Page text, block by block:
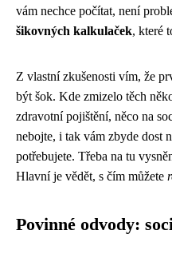
vám nechce počítat, není
šikovných kalkulaček, které
Z vlastní zkušenosti vím, že
být šok. Kde zmizelo těch
zdravotní pojištění, něco na
nebojte, i tak vám zbyde dost
potřebujete. Třeba na tu
Hlavní je vědět, s čím můžete
Povinné odvody: